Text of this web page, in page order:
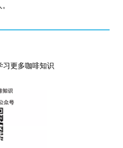
习更多咖啡知识